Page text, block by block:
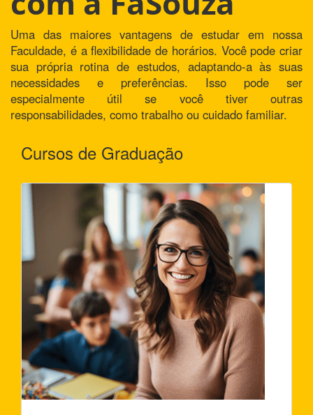
Uma das maiores vantagens de estudar em nossa
Faculdade, é a flexibilidade de horários. Você pode criar
sua própria rotina de estudos, adaptando-a às suas
necessidades e preferências. Isso pode ser
especialmente útil se você tiver outras
responsabilidades, como trabalho ou cuidado familiar.
Cursos de Graduação